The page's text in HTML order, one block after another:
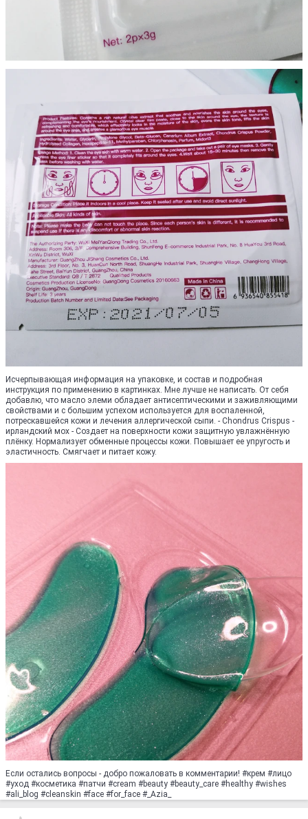
Исчерпывающая информация на упаковке, и состав и подробная
инструкция по применению в картинках. Мне лучше не написать. От себя
добавлю, что масло элеми обладает антисептическими и заживляющими
свойствами и с большим успехом используется для воспаленной,
потрескавшейся кожи и лечения аллергической сыпи. - Chondrus Crispus -
ирландский мох - Создает на поверхности кожи защитную увлажнённую
плёнку. Нормализует обменные процессы кожи. Повышает ее упругость и
эластичность. Смягчает и питает кожу.
Если остались вопросы - добро пожаловать в комментарии! #крем #лицо
#уход #косметика #патчи #cream #beauty #beauty_care #healthy #wishеs
#ali_blog #cleanskin #face #for_face #_Azia_